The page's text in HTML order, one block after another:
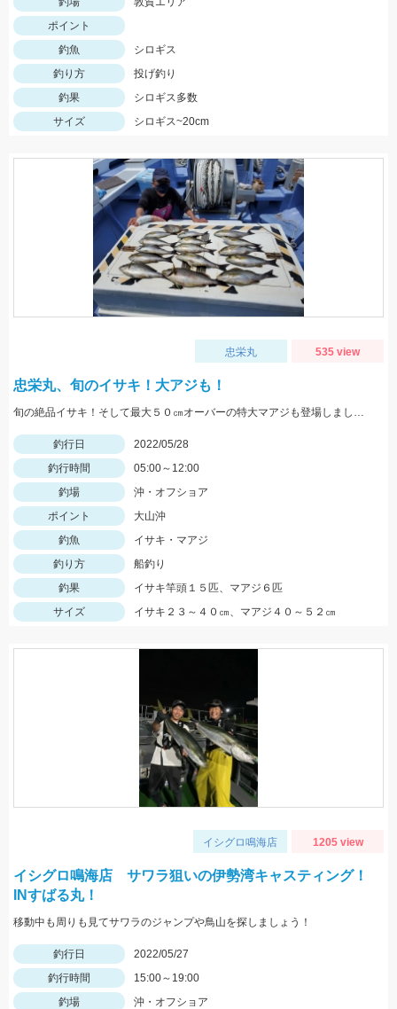
ポイント
釣魚
シロギス
釣り方
投げ釣り
釣果
シロギス多数
サイズ
シロギス~20cm
忠栄丸 535 view
忠栄丸、旬のイサキ！大アジも！
旬の絶品イサキ！そして最大５０㎝オーバーの特大マアジも登場しました。
釣行日
2022/05/28
釣行時間
05:00～12:00
釣場
沖・オフショア
ポイント
大山沖
釣魚
イサキ・マアジ
釣り方
船釣り
釣果
イサキ竿頭１５匹、マアジ６匹
サイズ
イサキ２３～４０㎝、マアジ４０～５２㎝
イシグロ鳴海店 1205 view
イシグロ鳴海店 サワラ狙いの伊勢湾キャスティング！
INすばる丸！
移動中も周りも見てサワラのジャンプや鳥山を探しましょう！
釣行日
2022/05/27
釣行時間
15:00～19:00
釣場
沖・オフショア